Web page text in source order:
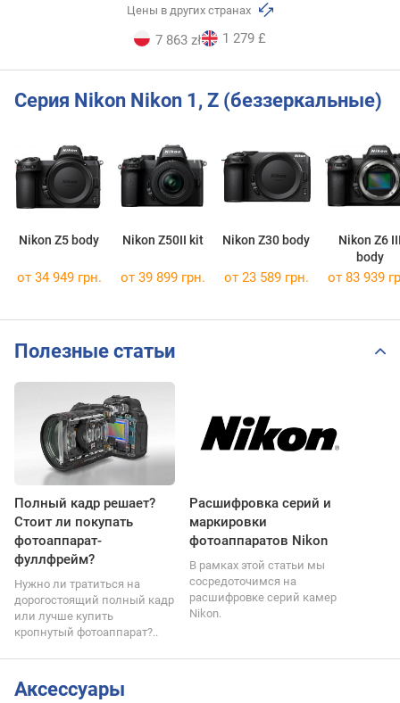
Цены в других странах
7 863 zł 1 279 £
Серия Nikon Nikon 1, Z (беззеркальные)
Nikon Z5 body Nikon Z50II kit Nikon Z30 body
Nikon Z6
body
от 34 949 грн. от 39 899 грн. от 23 589 грн. от 83 939
Полезные статьи
Полный кадр решает?
Стоит ли покупать
фотоаппарат-
фуллфрейм?
Нужно ли тратиться на
дорогостоящий полный кадр
или лучше купить
кропнутый фотоаппарат?..
Расшифровка серий и
маркировки
фотоаппаратов Nikon
В рамках этой статьи мы
сосредоточимся на
расшифровке серий камер
Nikon.
Аксессуары